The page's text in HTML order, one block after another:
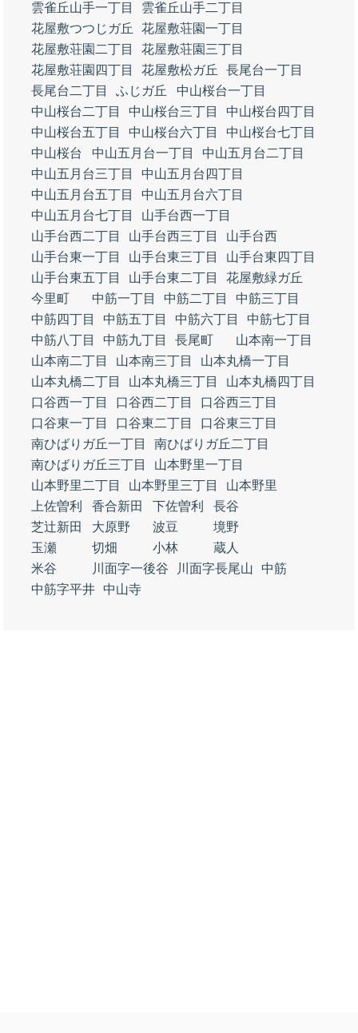
雲雀丘山手一丁目
雲雀丘山手二丁目
花屋敷つつじガ丘
花屋敷荘園一丁目
花屋敷荘園二丁目
花屋敷荘園三丁目
花屋敷荘園四丁目
花屋敷松ガ丘
長尾台一丁目
長尾台二丁目
ふじガ丘
中山桜台一丁目
中山桜台二丁目
中山桜台三丁目
中山桜台四丁目
中山桜台五丁目
中山桜台六丁目
中山桜台七丁目
中山桜台
中山五月台一丁目
中山五月台二丁目
中山五月台三丁目
中山五月台四丁目
中山五月台五丁目
中山五月台六丁目
中山五月台七丁目
山手台西一丁目
山手台西二丁目
山手台西三丁目
山手台西
山手台東一丁目
山手台東三丁目
山手台東四丁目
山手台東五丁目
山手台東二丁目
花屋敷緑ガ丘
今里町
中筋一丁目 中筋二丁目
中筋三丁目
中筋四丁目
中筋五丁目 中筋六丁目
中筋七丁目
中筋八丁目
中筋九丁目 長尾町
山本南一丁目
山本南二丁目
山本南三丁目
山本丸橋一丁目
山本丸橋二丁目
山本丸橋三丁目
山本丸橋四丁目
口谷西一丁目
口谷西二丁目
口谷西三丁目
口谷東一丁目
口谷東二丁目
口谷東三丁目
南ひばりガ丘一丁目
南ひばりガ丘二丁目
南ひばりガ丘三丁目
山本野里一丁目
山本野里二丁目
山本野里三丁目
山本野里
上佐曽利
香合新田 下佐曽利
長谷
芝辻新田
大原野 波豆
境野
玉瀬
切畑 小林
蔵人
米谷
川面字一後谷 川面字長尾山
中筋
中筋字平井
中山寺